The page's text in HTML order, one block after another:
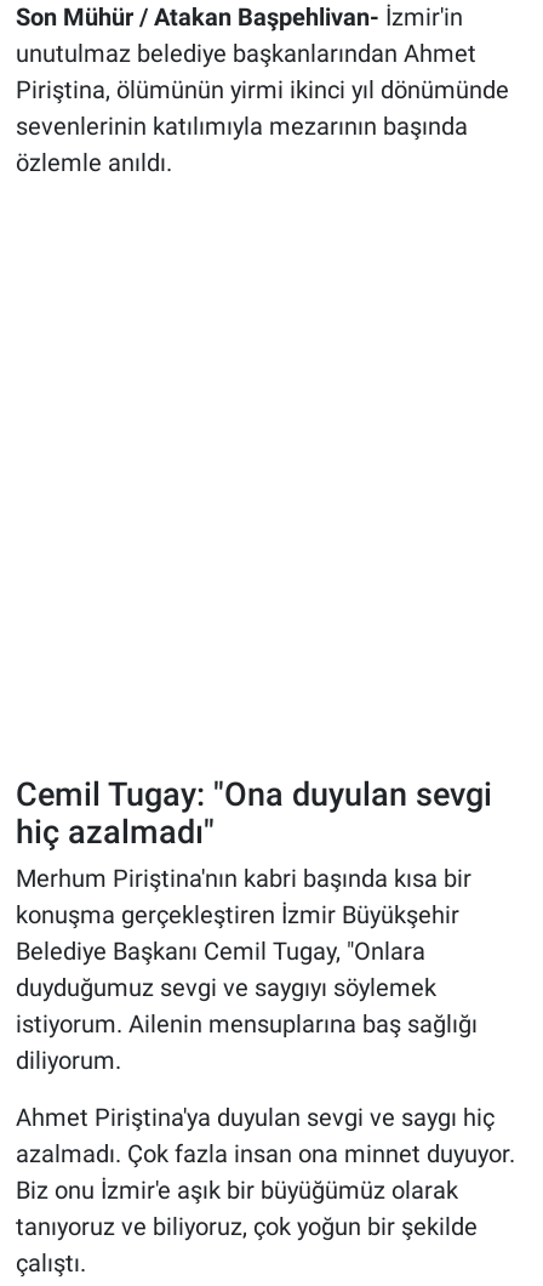
Son Mühür / Atakan Başpehlivan- İzmir'in
unutulmaz belediye başkanlarından Ahmet
Piriştina, ölümünün yirmi ikinci yıl dönümünde
sevenlerinin katılımıyla mezarının başında
özlemle anıldı.
Cemil Tugay: "Ona duyulan sevgi
hiç azalmadı"
Merhum Piriştina'nın kabri başında kısa bir
konuşma gerçekleştiren İzmir Büyükşehir
Belediye Başkanı Cemil Tugay, "Onlara
duyduğumuz sevgi ve saygıyı söylemek
istiyorum. Ailenin mensuplarına baş sağlığı
diliyorum.
Ahmet Piriştina'ya duyulan sevgi ve saygı hiç
azalmadı. Çok fazla insan ona minnet duyuyor.
Biz onu İzmir'e aşık bir büyüğümüz olarak
tanıyoruz ve biliyoruz, çok yoğun bir şekilde
çalıştı.